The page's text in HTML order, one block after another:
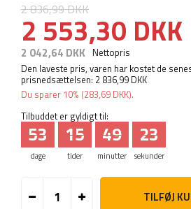
2 836,99 DKK
2 553,30 DKK
2 042,64 DKK Nettopris
Den laveste pris, varen har kostet de
prisnedsættelsen: 2 836,99 DKK
Du sparer 10% (283,69 DKK).
Tilbuddet er gyldigt til:
dage
53
tider
15
minutter
49
sekunder
22
TILFØJ